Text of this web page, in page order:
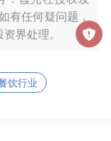
有任何疑问题，
界处理。
饮行业